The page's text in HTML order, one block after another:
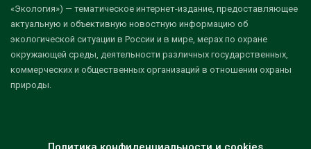
«Экология») — тематическое интернет-издание, предоставляющее
актуальную и объективную новостную информацию об
экологической ситуации в России и в мире, мерах по охране
окружающей среды, деятельности различных государственных,
коммерческих и общественных организаций в отношении охраны
природы.